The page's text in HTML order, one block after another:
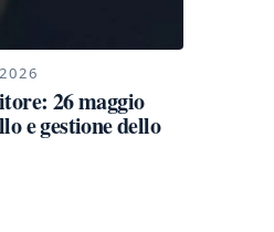
26 maggio
e gestione dello